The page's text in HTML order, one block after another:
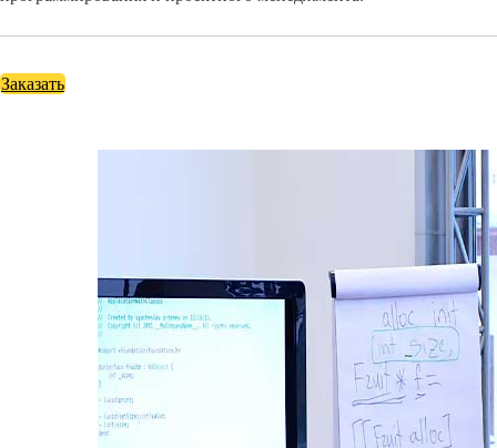
Заказать